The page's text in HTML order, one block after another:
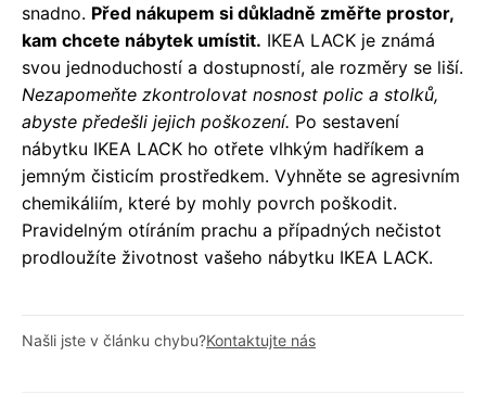
snadno. Před nákupem si důkladně změřte prostor,
kam chcete nábytek umístit. IKEA LACK je známá
svou jednoduchostí a dostupností, ale rozměry se liší.
Nezapomeňte zkontrolovat nosnost polic a stolků,
abyste předešli jejich poškození. Po sestavení
nábytku IKEA LACK ho otřete vlhkým hadříkem a
jemným čisticím prostředkem. Vyhněte se agresivním
chemikáliím, které by mohly povrch poškodit.
Pravidelným otíráním prachu a případných nečistot
prodloužíte životnost vašeho nábytku IKEA LACK.
Našli jste v článku chybu?Kontaktujte nás